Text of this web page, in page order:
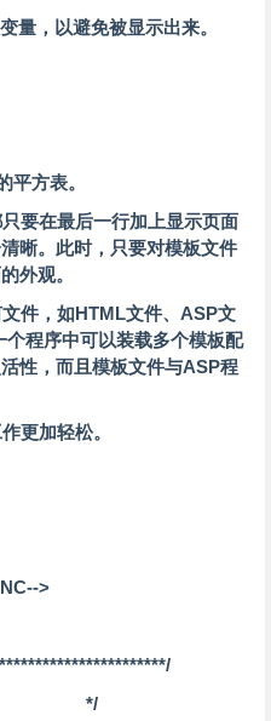
，以避免被显示出来。
方表。
要在最后一行加上显示页面
晰。此时，只要对模板文件
外观。
件，如HTML文件、ASP文
程序中可以装载多个模板配
性，而且模板文件与ASP程
更加轻松。
>
*/